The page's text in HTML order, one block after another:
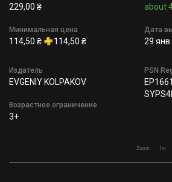
229,00 ₴
Минимальная цена
114,50 ₴ 114,50 ₴
about
Дата
29
Издатель
EVGENIY KOLPAKOV
Возрастное ограничение
3+
PSN
Zoom 1m